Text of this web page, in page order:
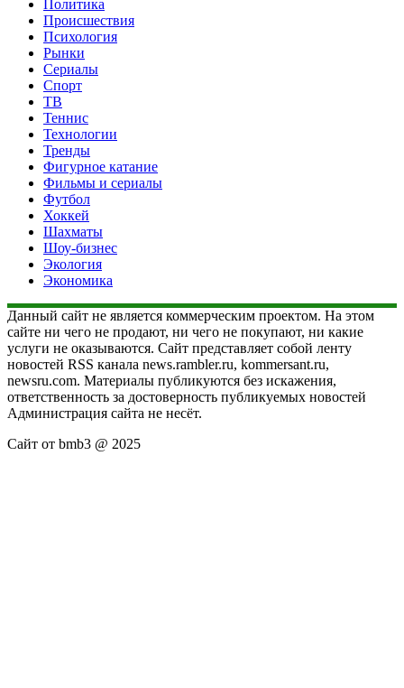
Политика
Происшествия
Психология
Рынки
Сериалы
Спорт
ТВ
Теннис
Технологии
Тренды
Фигурное катание
Фильмы и сериалы
Футбол
Хоккей
Шахматы
Шоу-бизнес
Экология
Экономика
Данный сайт не является коммерческим проектом. На этом
сайте ни чего не продают, ни чего не покупают, ни какие
услуги не оказываются. Сайт представляет собой ленту
новостей RSS канала news.rambler.ru, kommersant.ru,
newsru.com. Материалы публикуются без искажения,
ответственность за достоверность публикуемых новостей
Администрация сайта не несёт.
Сайт от bmb3 @ 2025